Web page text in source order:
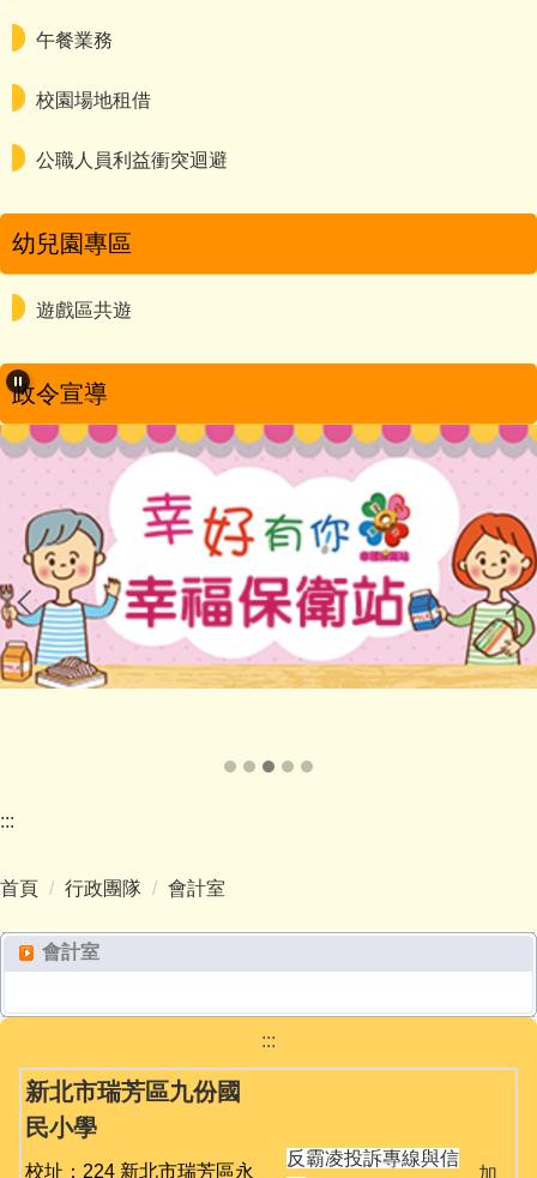
午餐業務
校園場地租借
公職人員利益衝突迴避
幼兒園專區
遊戲區共遊
政令宣導
:::
首頁 行政團隊 會計室
會計室
:::
新北市瑞芳區九份國
民小學
校址：224 新北市瑞芳區永
反霸凌投訴專線與信